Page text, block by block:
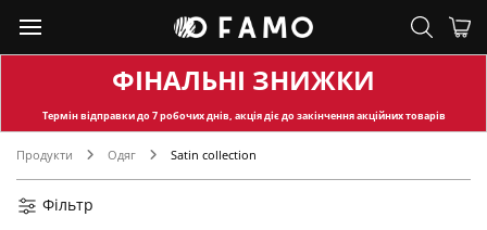
ФІНАЛЬНІ ЗНИЖКИ
Термін відправкидо 7 робочих днів, акція діє до закінчення акційних товарів
Продукти Одяг Satin collection
Фільтр